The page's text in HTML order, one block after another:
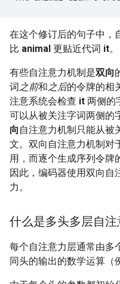
在这个修订后的句子中，
比 animal 更贴近代词 it。
有些自注意力机制是双向
词之前和之后的令牌的相
注意系统会检查 it 两侧的
可以从被关注字词两侧的
向 自注意力机制只能从被
文。双向自注意力机制对
用，而逐个生成序列令牌
因此，编码器使用双向自
力。
什么是多头多层自注
每个自注意力层通常由多
同头的输出的数学运算（